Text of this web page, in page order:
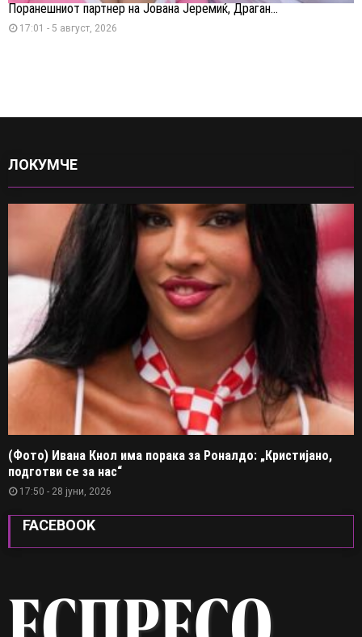
Поранешниот партнер на Јована Јеремиќ, Драган...
17:01 - 5 август, 2026
ЛОКУМЧЕ
(Фото) Ивана Кнол има порака за Роналдо: „Кристијано,
подготви се за нас“
17:50 - 28 јуни, 2026
FACEBOOK